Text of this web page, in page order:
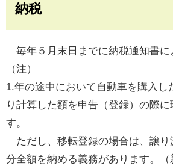
納税
毎年５月末日までに納税通知書に
（注）
1.年の途中において自動車を購入し
り計算した額を申告（登録）の際に
す。
ただし、移転登録の場合は、譲り
分全額を納める義務があります。